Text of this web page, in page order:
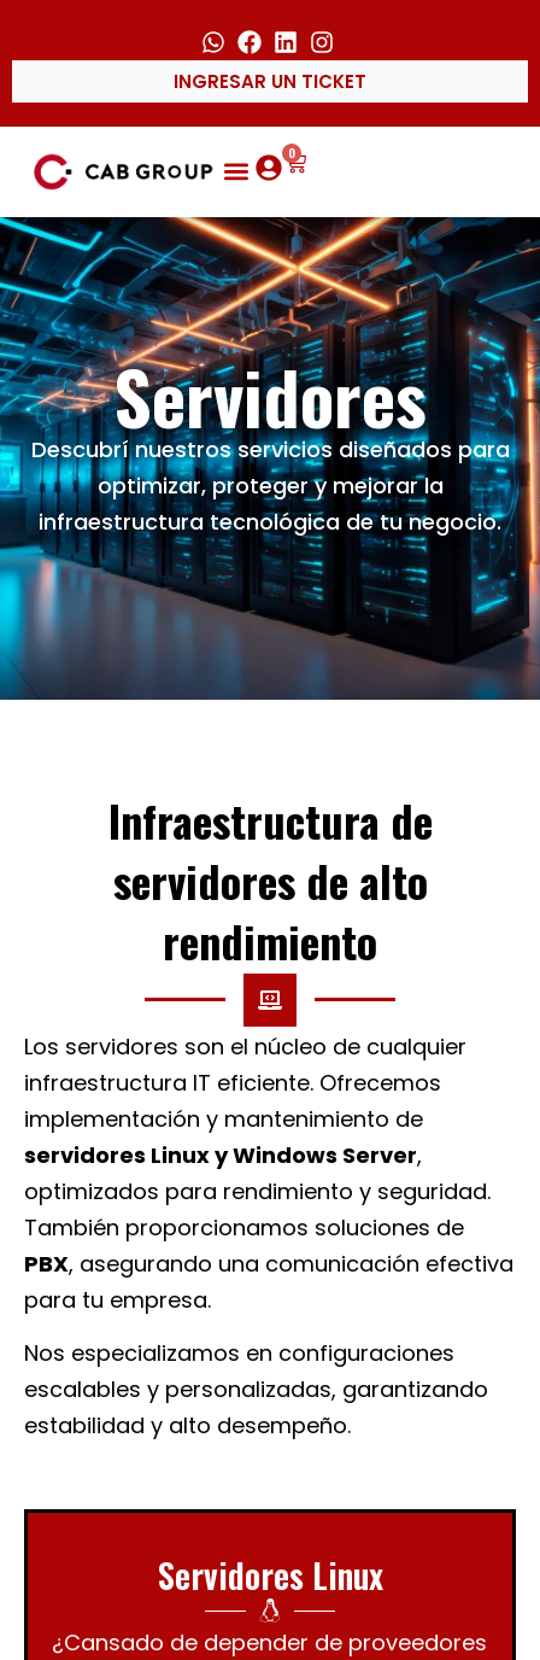
INGRESAR UN TICKET
0
Servidores
Descubrí nuestros servicios diseñados para
optimizar, proteger y mejorar la
infraestructura tecnológica de tu negocio.
Infraestructura de
servidores de alto
rendimiento
Los servidores son el núcleo de cualquier
infraestructura IT eficiente. Ofrecemos
implementación y mantenimiento de
servidores Linux y Windows Server,
optimizados para rendimiento y seguridad.
También proporcionamos soluciones de
PBX, asegurando una comunicación efectiva
para tu empresa.
Nos especializamos en configuraciones
escalables y personalizadas, garantizando
estabilidad y alto desempeño.
Servidores Linux
¿Cansado de depender de proveedores